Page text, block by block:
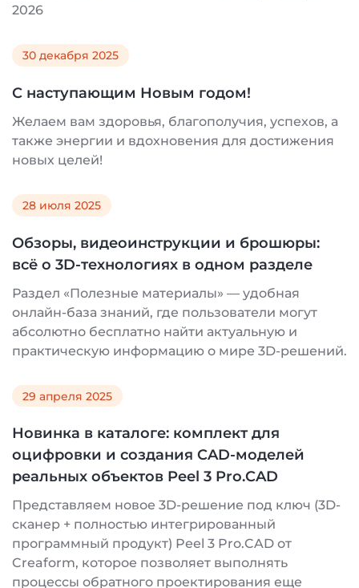
2026
С наступающим Новым годом!
30 декабря 2025
Желаем вам здоровья, благополучия, успехов, а
также энергии и вдохновения для достижения
новых целей!
Обзоры, видеоинструкции и брошюры:
всё о 3D-технологиях в одном разделе
28 июля 2025
Раздел «Полезные материалы» — удобная
онлайн-база знаний, где пользователи могут
абсолютно бесплатно найти актуальную и
практическую информацию о мире 3D-решений.
Новинка в каталоге: комплект для
оцифровки и создания CAD-моделей
реальных объектов Peel 3 Pro.CAD
29 апреля 2025
Представляем новое 3D-решение под ключ (3D-
сканер + полностью интегрированный
программный продукт) Peel 3 Pro.CAD от
Creaform, которое позволяет выполнять
процессы обратного проектирования еще